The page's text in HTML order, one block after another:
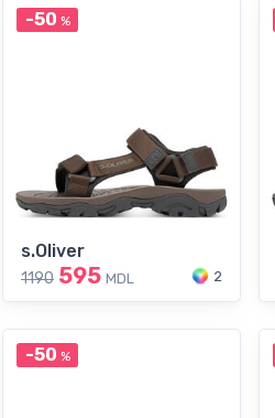
-50 %
s.Oliver
1190 595 MDL 2
-50 %